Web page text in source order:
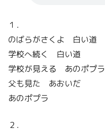
１．
のばらがさくよ 白い道
学校へ続く 白い道
学校が見える あのポプラ
父も見た あおいだ
あのポプラ
２．